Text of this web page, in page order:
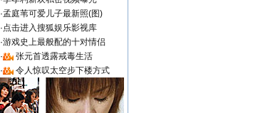
·孟庭苇可爱儿子最新照(图)
·点击进入搜狐娱乐影视库
·游戏史上最般配的十对情侣
·
张元首透露戒毒生活
· 令人惊叹太空步下楼方式